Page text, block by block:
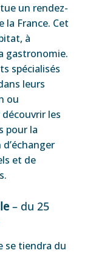
un rendez-
la France. Cet
à
gastronomie.
spécialisés
leurs
ou
les
pour la
et de
– du 25
se tiendra du